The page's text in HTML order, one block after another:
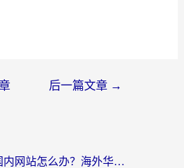
后一篇文章 →
在国外打不开国内网站怎么办？海外华人亲测的回国加速器选择指南